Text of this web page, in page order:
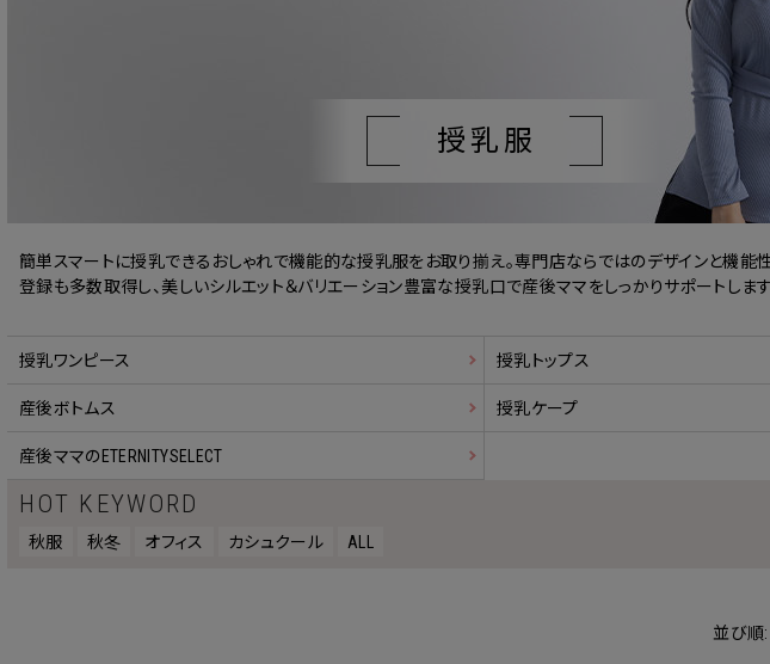
授乳服
簡単スマートに授乳できるおしゃれで機能的な授乳服をお取り揃え。専門店ならではのデザインと機能
登録も多数取得し、美しいシルエット＆バリエーション豊富な授乳口で産後ママをしっかりサポートします
授乳ワンピース 授乳トップス
産後ボトムス 授乳ケープ
産後ママのETERNITYSELECT
HOT KEYWORD
秋服 秋冬 オフィス カシュクール ALL
並び順: